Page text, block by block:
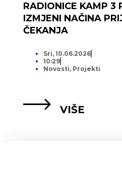
RADIONICE KAMP 3
IZMJENI NAČINA
ČEKANJA
Sri, 10.06.2026
10:29
Novosti, Projekti
VIŠE